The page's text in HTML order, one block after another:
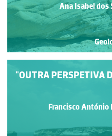
Ana Isabel dos
"OUTRA PERSPETIVA
Francisco António